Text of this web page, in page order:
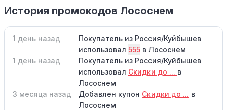
История промокодов Лососнем
1 день назад
Покупатель из Россия/Куйбышев
использовал 555 в Лососнем
1 день назад
Покупатель из Россия/Куйбышев
использовал Скидки до ... в
Лососнем
3 месяца назад
Добавлен купон Скидки до ... в
Лососнем